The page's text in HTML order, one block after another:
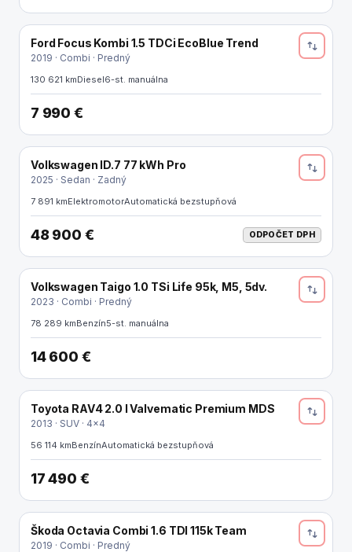
Ford Focus Kombi 1.5 TDCi EcoBlue Trend
2019 · Combi · Predný
130 621 kmDiesel6-st. manuálna
7 990 €
ELEKTRO
Volkswagen ID.7 77 kWh Pro
2025 · Sedan · Zadný
7 891 kmElektromotorAutomatická bezstupňová
48 900 € ODPOČET DPH
Volkswagen Taigo 1.0 TSi Life 95k, M5, 5dv.
2023 · Combi · Predný
78 289 kmBenzín5-st. manuálna
14 600 €
Toyota RAV4 2.0 l Valvematic Premium MDS
2013 · SUV · 4x4
56 114 kmBenzínAutomatická bezstupňová
17 490 €
ODPOČET DPH
Škoda Octavia Combi 1.6 TDI 115k Team
2019 · Combi · Predný